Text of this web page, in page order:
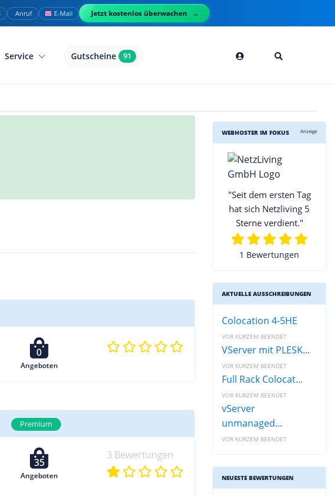
Anruf E-Mail Jetzt kostenlos überwachen
Service Gutscheine 91
0
Angeboten
Premium
35
Angeboten
3 Bewertungen
WEBHOSTER IM FOKUS Anzeige
"Seit dem ersten Tag
hat sich Netzliving 5
Sterne verdient."
1 Bewertungen
AKTUELLE AUSSCHREIBUNGEN
Colocation 4-5HE
VOR KURZEM BEENDET
VServer mit PLESK...
VOR KURZEM BEENDET
Full Rack Colocat...
VOR KURZEM BEENDET
vServer
unmanaged...
VOR KURZEM BEENDET
NEUESTE BEWERTUNGEN